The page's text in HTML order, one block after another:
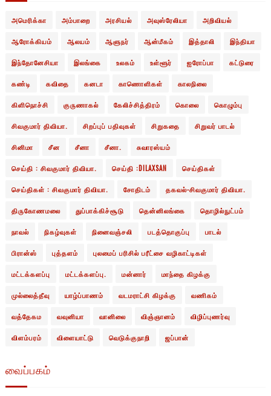
அமெரிக்கா அம்பாறை அரசியல் அவுஸ்ரேலியா அறிவியல்
ஆரோக்கியம் ஆலயம் ஆளுநர் ஆன்மீகம் இத்தாலி இந்தியா
இந்தோனேசியா இலங்கை உலகம் உள்ளூர் ஐரோப்பா கட்டுரை
கண்டி கவிதை கனடா காணொளிகள் காலநிலை
கிளிநொச்சி குருணாகல் கேலிச்சித்திரம் கொலை கொழும்பு
சிவகுமார் திவியா. சிறப்புப் பதிவுகள் சிறுகதை சிறுவர் பாடல்
சினிமா சீன சீனா சீனா. சுவாரஸ்யம்
செய்தி : சிவகுமார் திவியா. செய்தி :DILAXSAN செய்திகள்
செய்திகள் : சிவகுமார் திவியா. சோதிடம் தகவல்-சிவகுமார் திவியா.
திருகோணமலை துப்பாக்கிச்சூடு தென்னிலங்கை தொழில்நுட்பம்
நாவல் நிகழ்வுகள் நினைவஞ்சலி படத்தொகுப்பு பாடல்
பிரான்ஸ் புத்தளம் புலமைப் பரிசில் பரீட்சை வழிகாட்டிகள்
மட்டக்களப்பு மட்டக்களப்பு. மன்னார் மாந்தை கிழக்கு
முல்லைத்தீவு யாழ்ப்பாணம் வடமராட்சி கிழக்கு வணிகம்
வத்தேகம வவுனியா வானிலை விஞ்ஞானம் விழிப்புணர்வு
விளம்பரம் விளையாட்டு வெடுக்குநாறி ஜப்பான்
வைப்பகம்